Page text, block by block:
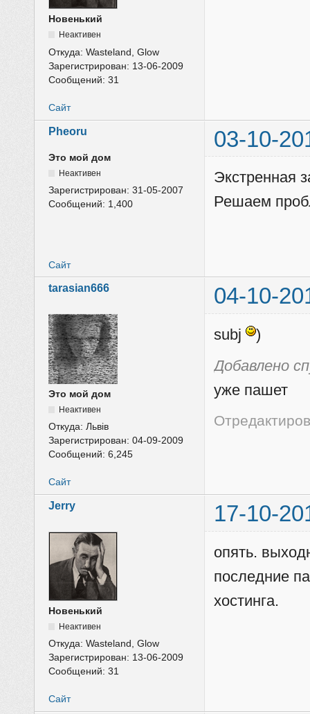
Новенький
Неактивен
Откуда:Wasteland, Glow
Зарегистрирован: 13-06-2009
Сообщений:31
Сайт
Pheoru 03-10-
Это мой дом
Неактивен
Зарегистрирован:31-05-2007
Сообщений: 1,400
Экстренная
Решаем
Сайт
tarasian666 04-10-
Это мой дом
Неактивен
Откуда:Львів
Зарегистрирован:04-09-2009
Сообщений:6,245
subj )
Добавлено
уже пашет
Сайт
Jerry 17-10-
Новенький
Неактивен
Откуда:Wasteland, Glow
Зарегистрирован: 13-06-2009
Сообщений:31
опять.
последние
хостинга.
Сайт